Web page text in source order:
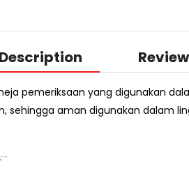
Description
pemeriksaan yang digunakan
sehingga aman digunakan dalam